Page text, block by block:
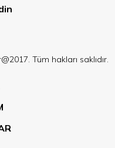
Tüm hakları saklıdır.